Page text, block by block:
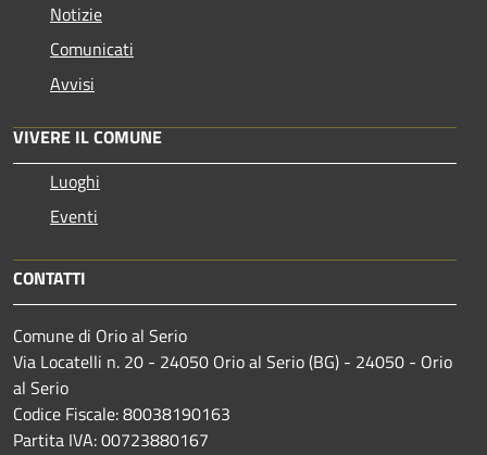
Notizie
Comunicati
Avvisi
VIVERE IL COMUNE
Luoghi
Eventi
CONTATTI
Comune di Orio al Serio
Via Locatelli n. 20 - 24050 Orio al Serio (BG) - 24050 - Orio
al Serio
Codice Fiscale: 80038190163
Partita IVA: 00723880167